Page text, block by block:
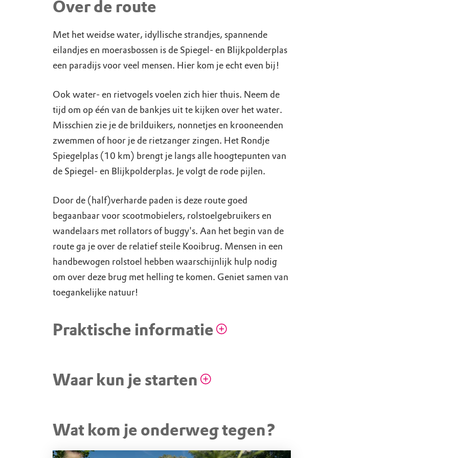
Over de route
Met het weidse water, idyllische strandjes, spannende
eilandjes en moerasbossen is de Spiegel- en Blijkpolderplas
een paradijs voor veel mensen. Hier kom je echt even bij!
Ook water- en rietvogels voelen zich hier thuis. Neem de
tijd om op één van de bankjes uit te kijken over het water.
Misschien zie je de brilduikers, nonnetjes en krooneenden
zwemmen of hoor je de rietzanger zingen. Het Rondje
Spiegelplas (10 km) brengt je langs alle hoogtepunten van
de Spiegel- en Blijkpolderplas. Je volgt de rode pijlen.
Door de (half)verharde paden is deze route goed
begaanbaar voor scootmobielers, rolstoelgebruikers en
wandelaars met rollators of buggy's. Aan het begin van de
route ga je over de relatief steile Kooibrug. Mensen in een
handbewogen rolstoel hebben waarschijnlijk hulp nodig
om over deze brug met helling te komen. Geniet samen van
toegankelijke natuur!
Praktische informatie
De hele route is verhard of halfverhard (asfalt,
stevig schelpenpad)
vlakbij bij het startpunt op parkeerplaats De
Kooi
Waar kun je starten
Parkeerplaats bij de Kooibrug
Wat kom je onderweg tegen?